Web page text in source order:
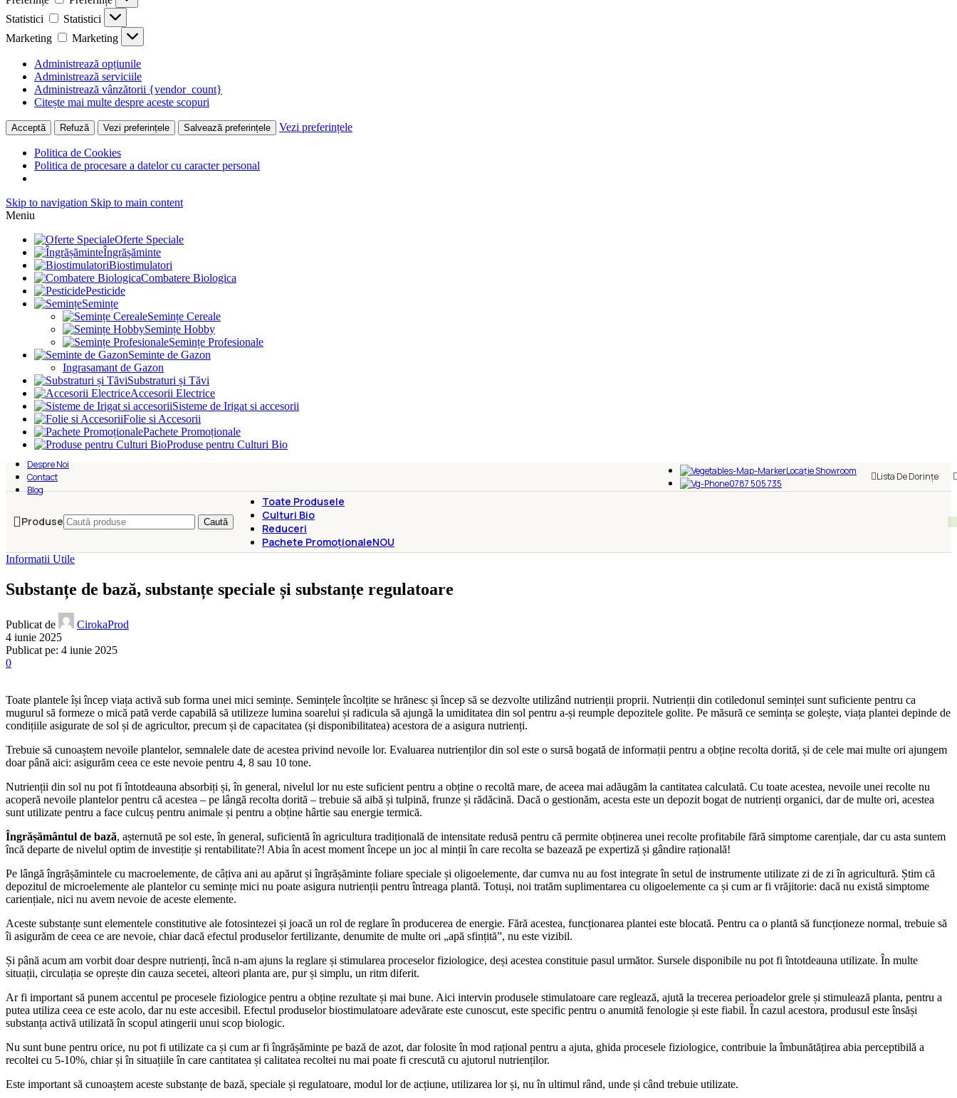
Statistici
Statistici
Marketing
Marketing
Administrează opțiunile
Administrează serviciile
Administrează vânzătorii {vendor_count}
Citește mai multe despre aceste scopuri
Acceptă Refuză Vezi preferințele Salvează preferințele Vezi preferințele
Politica de Cookies
Politica de procesare a datelor cu caracter personal
Skip to navigation Skip to main content
Meniu
Oferte Speciale
Îngrășăminte
Biostimulatori
Combatere Biologica
Pesticide
Semințe
Semințe Cereale
Semințe Hobby
Semințe Profesionale
Seminte de Gazon
Ingrasamant de Gazon
Substraturi și Tăvi
Accesorii Electrice
Sisteme de Irigat si accesorii
Folie si Accesorii
Pachete Promoționale
Produse pentru Culturi Bio
Despre Noi
Contact
Blog
Locație Showroom
0787 505 735
Lista De Dorințe
Produse Caută
Toate Produsele
Culturi Bio
Reduceri
Pachete PromoționaleNOU
Informatii Utile
Substanțe de bază, substanțe speciale și substanțe regulatoare
Publicat de
CirokaProd
4 iunie 2025
Publicat pe: 4 iunie 2025
0
Toate plantele își încep viața activă sub forma unei mici semințe. Semințele încolțite se hrănesc și încep să se dezvolte utilizând nutrienții proprii. Nutrienții din cotiledonul seminței sunt suficiente pentru ca
mugurul să formeze o mică pată verde capabilă să utilizeze lumina soarelui și radicula să ajungă la umiditatea din sol pentru a-și reumple depozitele golite. Pe măsură ce semința se golește, viața plantei depinde de
condițiile asigurate de sol și de agricultor, precum și de capacitatea (și disponibilitatea) acestora de a asigura nutrienți.
Trebuie să cunoaștem nevoile plantelor, semnalele date de acestea privind nevoile lor. Evaluarea nutrienților din sol este o sursă bogată de informații pentru a obține recolta dorită, și de cele mai multe ori ajungem
doar până aici: asigurăm ceea ce este nevoie pentru 4, 8 sau 10 tone.
Nutrienții din sol nu pot fi întotdeauna absorbiți și, în general, nivelul lor nu este suficient pentru a obține o recoltă mare, de aceea mai adăugăm la cantitatea calculată. Cu toate acestea, nevoile unei recolte nu
acoperă nevoile plantelor pentru că acestea – pe lângă recolta dorită – trebuie să aibă și tulpină, frunze și rădăcină. Dacă o gestionăm, acesta este un depozit bogat de nutrienți organici, dar de multe ori, acestea
sunt utilizate pentru a face culcuș pentru animale și pentru a obține hârtie sau energie termică.
Îngrășământul de bază, așternută pe sol este, în general, suficientă în agricultura tradițională de intensitate redusă pentru că permite obținerea unei recolte profitabile fără simptome carențiale, dar cu asta suntem
încă departe de nivelul optim de investiție și rentabilitate?! Abia în acest moment începe un joc al minții în care recolta se bazează pe expertiză și gândire rațională!
Pe lângă îngrășămintele cu macroelemente, de câțiva ani au apărut și îngrășăminte foliare speciale și oligoelemente, dar cumva nu au fost integrate în setul de instrumente utilizate zi de zi în agricultură. Știm că
depozitul de microelemente ale plantelor cu semințe mici nu poate asigura nutrienții pentru întreaga plantă. Totuși, noi tratăm suplimentarea cu oligoelemente ca și cum ar fi vrăjitorie: dacă nu există simptome
cariențiale, nici nu avem nevoie de aceste elemente.
Aceste substanțe sunt elementele constitutive ale fotosintezei și joacă un rol de reglare în producerea de energie. Fără acestea, funcționarea plantei este blocată. Pentru ca o plantă să funcționeze normal, trebuie să
îi asigurăm de ceea ce are nevoie, chiar dacă efectul produselor fertilizante, denumite de multe ori „apă sfințită”, nu este vizibil.
Și până acum am vorbit doar despre nutrienți, încă n-am ajuns la reglare și stimularea proceselor fiziologice, deși acestea constituie pasul următor. Sursele disponibile nu pot fi întotdeauna utilizate. În multe
situații, circulația se oprește din cauza secetei, alteori planta are, pur și simplu, un ritm diferit.
Ar fi important să punem accentul pe procesele fiziologice pentru a obține rezultate și mai bune. Aici intervin produsele stimulatoare care reglează, ajută la trecerea perioadelor grele și stimulează planta, pentru a
putea utiliza ceea ce este acolo, dar nu este accesibil. Efectul produselor biostimulatoare adevărate este cunoscut, este specific pentru o anumită fenologie și este fiabil. În cazul acestora, produsul este însăși
substanța activă utilizată în scopul atingerii unui scop biologic.
Nu sunt bune pentru orice, nu pot fi utilizate ca și cum ar fi îngrășăminte pe bază de azot, dar folosite în mod rațional pentru a ajuta, ghida procesele fiziologice, contribuie la îmbunătățirea abia perceptibilă a
recoltei cu 5-10%, chiar și în situațiile în care cantitatea și calitatea recoltei nu mai poate fi crescută cu ajutorul nutrienților.
Este important să cunoaștem aceste substanțe de bază, speciale și regulatoare, modul lor de acțiune, utilizarea lor și, nu în ultimul rând, unde și când trebuie utilizate.